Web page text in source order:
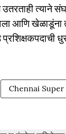
त्याने
आणि खेळाडूंना
Chennai Super